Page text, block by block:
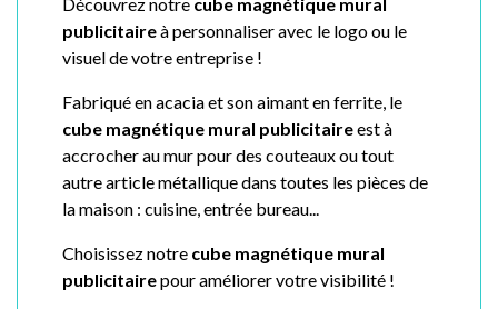
publicitaireà personnaliser avec le logo ou le
visuel de votre entreprise !
Fabriqué en acacia et son aimant en ferrite, le
cube magnétique mural publicitaireest à
accrocher au mur pour des couteaux ou tout
autre article métallique dans toutes les pièces de
la maison : cuisine, entrée bureau...
Choisissez notre cube magnétique mural
publicitairepour améliorer votre visibilité !